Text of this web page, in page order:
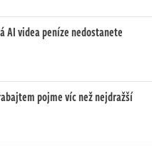
AI videa peníze nedostanete
pojme víc než nejdražší